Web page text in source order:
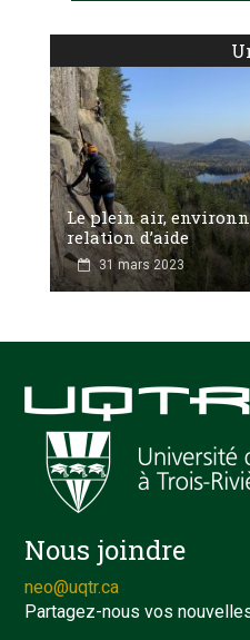
Le plein air,
relation d’aide
31 mars 2023
Nous joindre
neo@uqtr.ca
Partagez-nous vos